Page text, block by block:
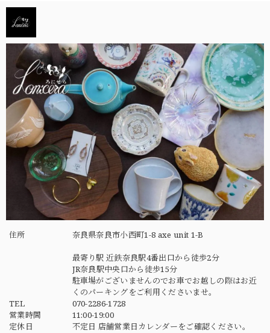
住所 奈良県奈良市小西町1-8 axe unit 1-B
最寄り駅 近鉄奈良駅4番出口から徒歩2分
JR奈良駅中央口から徒歩15分
駐車場がございませんのでお車でお越しの際はお近
くのパーキングをご利用くださいませ。
TEL
070-2286-1728
営業時間
11:00-19:00
定休日
不定日 店舗営業日カレンダーをご確認ください。